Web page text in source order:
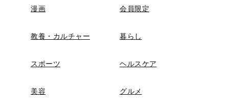
漫画 会員限定
教養・カルチャー 暮らし
スポーツ ヘルスケア
美容 グルメ